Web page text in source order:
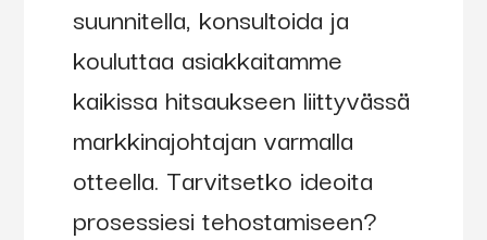
suunnitella, konsultoida ja
kouluttaa asiakkaitamme
kaikissa hitsaukseen liittyvässä
markkinajohtajan varmalla
otteella. Tarvitsetko ideoita
prosessiesi tehostamiseen?